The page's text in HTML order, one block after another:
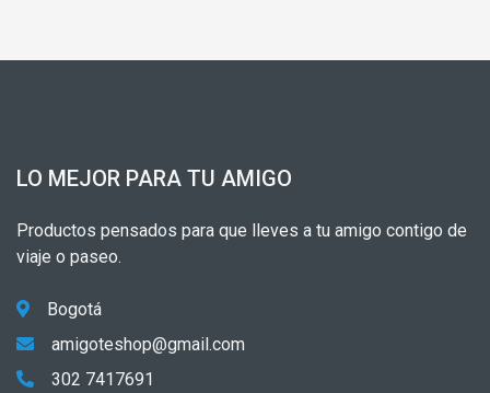
LO MEJOR PARA TU AMIGO
Productos pensados para que lleves a tu amigo contigo de
viaje o paseo.
Bogotá
amigoteshop@gmail.com
302 7417691